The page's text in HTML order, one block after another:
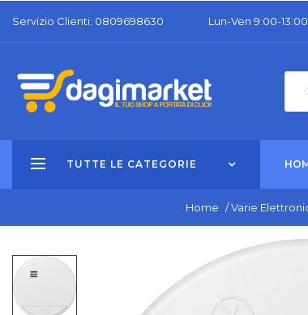
Servizio Clienti: 0809698630 Lun-Ven 9:00-13:00
TUTTE LE CATEGORIE
Home /Varie